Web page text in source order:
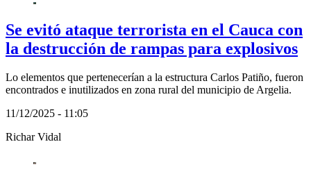
Se evitó ataque terrorista en el Cauca con
la destrucción de rampas para explosivos
Lo elementos que pertenecerían a la estructura Carlos Patiño, fueron
encontrados e inutilizados en zona rural del municipio de Argelia.
11/12/2025 - 11:05
Richar Vidal